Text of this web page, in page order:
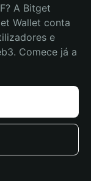
A Bitget
Wallet conta
e
Comece já a